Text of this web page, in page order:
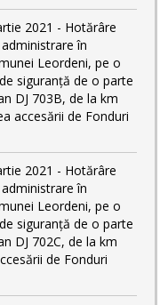
2021 - Hotărâre
în
Leordeni, pe o
siguranță de o parte
DJ 703B, de la km
accesării de Fonduri
2021 - Hotărâre
în
Leordeni, pe o
siguranță de o parte
DJ 702C, de la km
de Fonduri